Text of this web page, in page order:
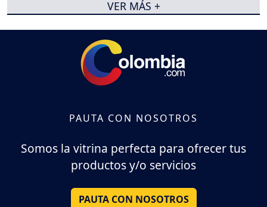
VER MÁS +
PAUTA CON NOSOTROS
Somos la vitrina perfecta para ofrecer tus
productos y/o servicios
PAUTA CON NOSOTROS